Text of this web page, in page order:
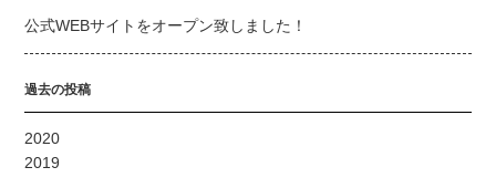
公式WEBサイトをオープン致しました！
過去の投稿
2020
2019